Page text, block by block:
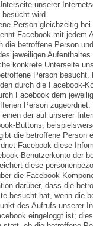
unserer
besucht wird.
Person gleichzeitig bei
Facebook mit jedem
die betroffene Person
jeweiligen Aufenthaltes
konkrete Unterseite
Person besucht.
durch die Facebook-
Facebook dem
Person
einen der auf unserer
Buttons,
die betroffene Person
Facebook diese
Benutzerkonto der
diese
die Facebook-
darüber, dass die
besucht hat, wenn die
des Aufrufs unserer
eingeloggt ist;